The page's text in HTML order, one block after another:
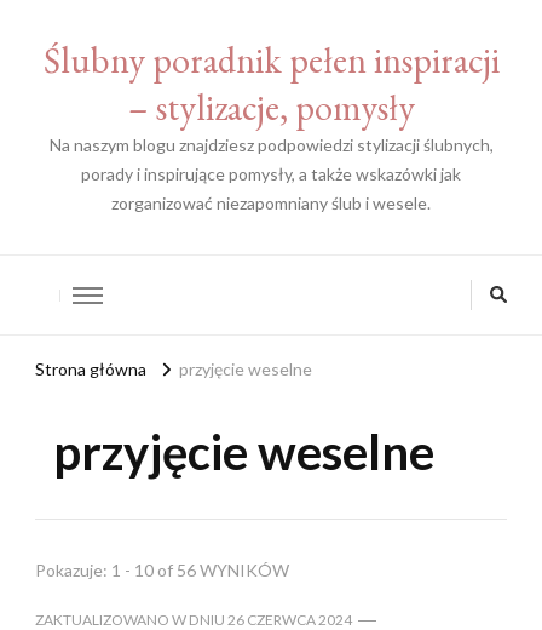
Ślubny poradnik pełen inspiracji
– stylizacje, pomysły
Na naszym blogu znajdziesz podpowiedzi stylizacji ślubnych,
porady i inspirujące pomysły, a także wskazówki jak
zorganizować niezapomniany ślub i wesele.
Strona główna przyjęcie weselne
przyjęcie weselne
Pokazuje: 1 - 10 of 56 WYNIKÓW
ZAKTUALIZOWANO W DNIU 26 CZERWCA 2024